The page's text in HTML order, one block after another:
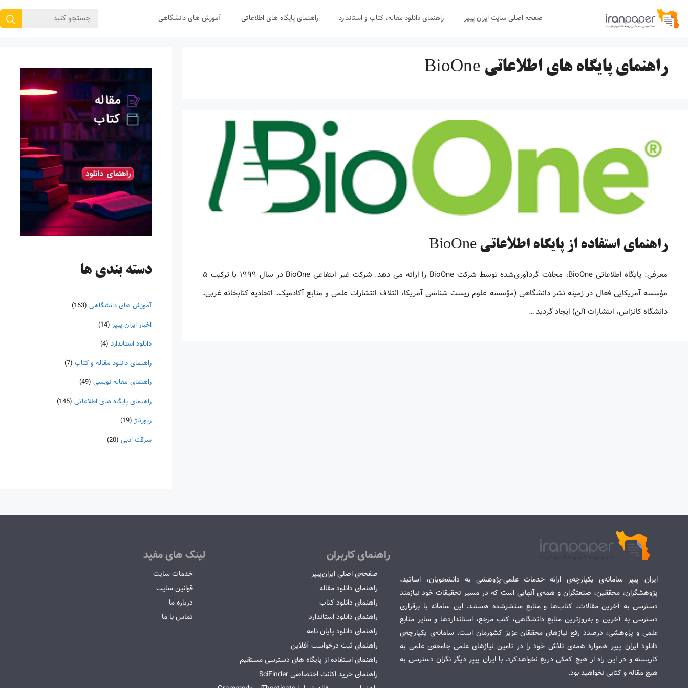
پرش
صفحه اصلی سایت ایران پیپر راهنمای دانلود مقاله، کتاب و استاندارد راهنمای پایگاه های اطلاعاتی آموزش های دانشگاهی
جستجوی
راهنمای پایگاه های اطلاعاتی BioOne
راهنمای استفاده از پایگاه اطلاعاتی BioOne
معرفی: پایگاه اطلاعاتی BioOne، مجلات گردآوری‌شده توسط شرکت BioOne را ارائه می دهد. شرکت غیر انتفاعی BioOne در سال ۱۹۹۹ با ترکیب ۵
مؤسسه آمریکایی فعال در زمینه نشر دانشگاهی (مؤسسه علوم زیست شناسی آمریکا، ائتلاف انتشارات علمی و منابع آکادميک، اتحادیه کتابخانه غربی،
دانشگاه کانزاس، انتشارات آلن) ایجاد گردید …
دسته‌ بندی ها
آموزش های دانشگاهی (163)
اخبار ایران پیپر (14)
دانلود استاندارد (4)
راهنمای دانلود مقاله و کتاب (7)
راهنمای مقاله نویسی (49)
راهنمای پایگاه های اطلاعاتی (145)
رپورتاژ (19)
سرقت ادبی (20)
ایران پیپر سامانه‌ی یکپارچه‌ی ارائه خدمات علمی-پژوهشی به دانشجویان، اساتید،
پژوهشگران، محققین، صنعتگران و همه‌ی آنهایی است که در مسیر تحقیقات خود نیازمند
دسترسی به آخرین مقالات، کتاب‌ها و منابع منتشرشده هستند. این سامانه با برقراری
دسترسی به آخرین و به‌روزترین منابع دانشگاهی، کتب مرجع، استانداردها و سایر منابع
علمی و پژوهشی، درصدد رفع نیازهای محققان عزیز کشورمان است. سامانه‌ی یکپارچه‌ی
دانلود ایران پیپر همواره همه‌ی تلاش خود را در تامین نیازهای علمی جامعه‌ی علمی به
کاربسته و در این راه از هیچ کمکی دریغ نخواهدکرد. با ایران پیپر دیگر نگران دسترسی به
هیچ مقاله و کتابی نخواهید بود.
راهنمای کاربران
صفحه‌ی اصلی ایران‌پیپر
راهنمای دانلود مقاله
راهنمای دانلود کتاب
راهنمای دانلود استاندارد
راهنمای دانلود پایان نامه
راهنمای ثبت درخواست آفلاین
راهنمای استفاده از پایگاه های دسترسی مستقیم
راهنمای خرید اکانت اختصاصی SciFinder
لینک های مفید
خدمات سایت
قوانین سایت
درباره ما
تماس با ما